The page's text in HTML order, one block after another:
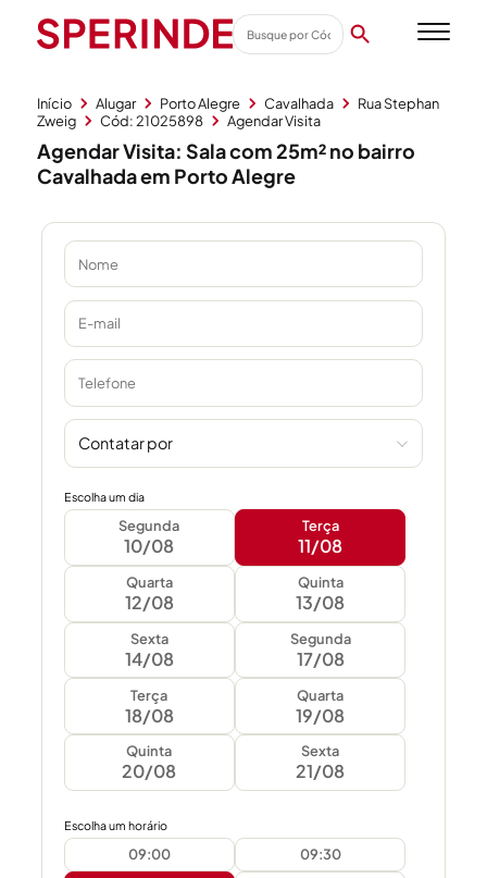
Início Alugar Porto Alegre Cavalhada
Rua Stephan
Zweig
Cód: 21025898 Agendar Visita
Agendar Visita: Sala com 25m² no bairro
Cavalhada em Porto Alegre
Contatar por
Escolha um dia
Segunda
10/08
Terça
11/08
Quarta
12/08
Quinta
13/08
Sexta
14/08
Segunda
17/08
Terça
18/08
Quarta
19/08
Quinta
20/08
Sexta
21/08
Escolha um horário
09:00
09:30